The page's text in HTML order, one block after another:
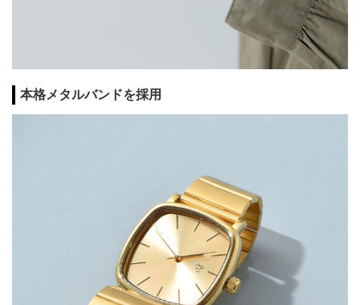
本格メタルバンドを採用